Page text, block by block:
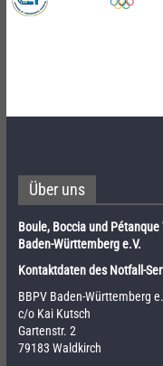
Über uns
Boule, Boccia und Pétanque
Baden-Württemberg e.V.
Kontaktdaten des Notfall-
BBPV Baden-Württemberg
c/o Kai Kutsch
Gartenstr. 2
79183 Waldkirch